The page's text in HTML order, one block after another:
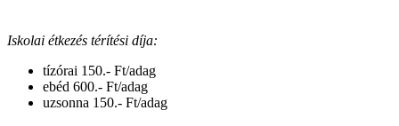
Iskolai étkezés térítési díja:
tízórai 150.- Ft/adag
ebéd 600.- Ft/adag
uzsonna 150.- Ft/adag